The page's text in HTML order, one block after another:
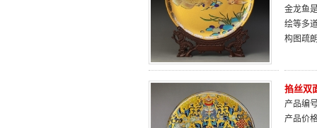
金龙鱼
绘等多
构图疏
掐丝双
产品编
产品价